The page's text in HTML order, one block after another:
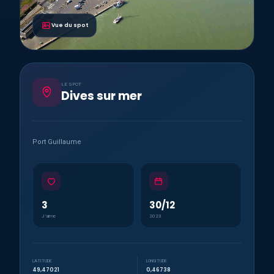
Vue du spot
LE SPOT
Dives sur mer
Port Guillaume
3
J’aime
30/12
2023
LATITUDE
49,47021
LONGITUDE
0,46738